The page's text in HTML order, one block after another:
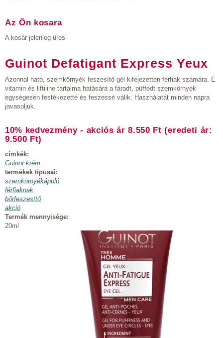
Az Ön kosara
A kosár jelenleg üres
Guinot Defatigant Express Yeux
Azonnal ható, szemkörnyék feszesítő gél kifejezetten férfiak számára. E
vitamin és liftiline tartalma hatására a fáradt, püffedt szemkörnyék
egységesen festékezetté és feszessé válik. Használatát minden napra
javasoljuk.
10% kedvezmény - akciós ár 8.550 Ft (eredeti ár:
9.500 Ft)
címkék:
Guinot krém
termékek típusai:
szemkörnyékápoló
férfiaknak
bőrfeszesítő
akció
Termék mennyisége:
20ml